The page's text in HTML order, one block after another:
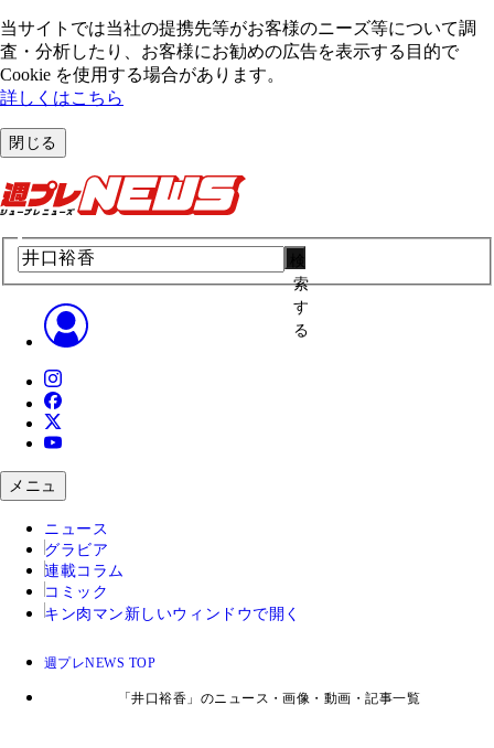
当サイトでは当社の提携先等がお客様のニーズ等について調
査・分析したり、お客様にお勧めの広告を表⽰する⽬的で
Cookie を使⽤する場合があります。
詳しくはこちら
閉じる
索
す
る
メニュ
ニュース
グラビア
連載コラム
コミック
キン肉マン 新しいウィンドウで開く
週プレNEWS TOP
「井口裕香」のニュース・画像・動画・記事一覧